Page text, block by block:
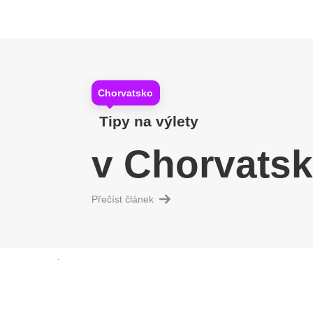
Chorvatsko
Tipy na výlety
v
Přečíst článek